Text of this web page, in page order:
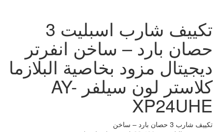
تكييف شارب اسبليت 3
حصان بارد – ساخن انفرتر
ديجيتال مزود بخاصية البلازما
كلاستر لون سيلفر AY-
XP24UHE
تكييف شارب 3 حصان بارد – ساخن